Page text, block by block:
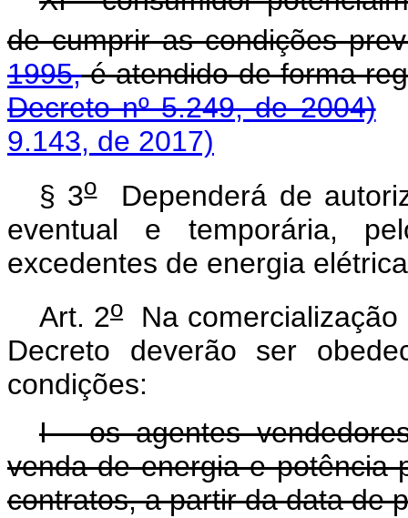
de cumprir as condições
1995,é atendido de
Decreto nº 5.249, de 2004)
9.143, de 2017)
§ 3oDependerá de
eventual e temporária,
excedentes de energia
Art. 2oNa comercialização
Decreto deverão ser
condições:
I - os agentes
venda de energia e potência
contratos, a partir da data de